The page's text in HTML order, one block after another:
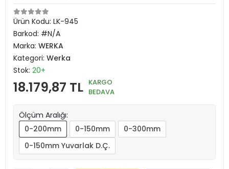
Ürün Kodu: LK-945
Barkod: #N/A
Marka: WERKA
Kategori: Werka
Stok: 20+
18.179,87 TL KARGO
BEDAVA
Ölçüm Aralığı:
0-200mm
0-150mm
0-300mm
0-150mm Yuvarlak D.Ç.